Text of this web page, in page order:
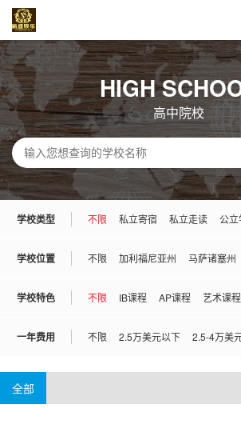
HIGH
高中院校
学校类型 不限 私立寄宿 私立走读
公立
学校位置 不限 加利福尼亚州 马萨诸塞州
俄勒冈州
俄克拉荷马州 犹他州
学校特色 不限 IB课程 AP课程 艺术课程
一年费用 不限 2.5万美元以下
2.5-4万美
全部